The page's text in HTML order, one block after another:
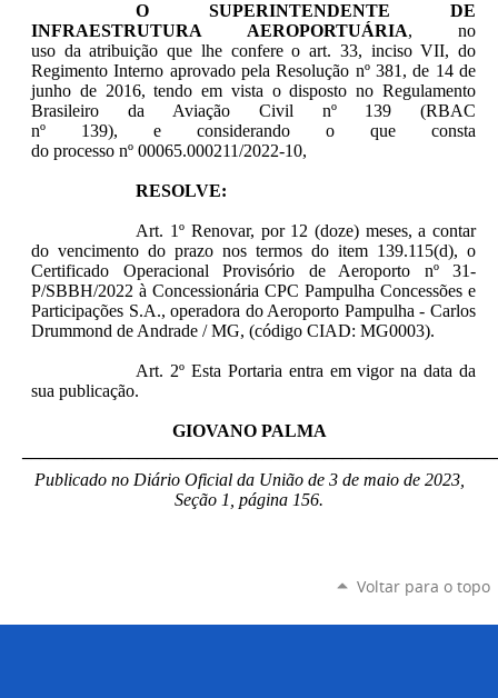
O SUPERINTENDENTE DE
INFRAESTRUTURA AEROPORTUÁRIA, no
uso da atribuição que lhe confere o art. 33, inciso VII, do
Regimento Interno aprovado pela Resolução nº 381, de 14 de
junho de 2016, tendo em vista o disposto no Regulamento
Brasileiro da Aviação Civil nº 139 (RBAC
nº 139), e considerando o que consta
do processo nº 00065.000211/2022-10,
RESOLVE:
Art. 1º Renovar, por 12 (doze) meses, a contar
do vencimento do prazo nos termos do item 139.115(d), o
Certificado Operacional Provisório de Aeroporto nº
31-
P/SBBH/2022 à Concessionária CPC Pampulha Concessões e
Participações S.A., operadora do Aeroporto Pampulha - Carlos
Drummond de Andrade / MG, (código CIAD: MG0003).
Art. 2º Esta Portaria entra em vigor na data da
sua publicação.
GIOVANO PALMA
Publicado no Diário Oficial da União de 3 de maio de 2023,
Seção 1, página 156.
Voltar para o topo